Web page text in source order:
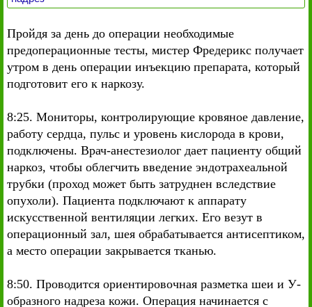
Пройдя за день до операции необходимые
предоперационные тесты, мистер Фредерикс получает
утром в день операции инъекцию препарата, который
подготовит его к наркозу.
8:25. Мониторы, контролирующие кровяное давление,
работу сердца, пульс и уровень кислорода в крови,
подключены. Врач-анестезиолог дает пациенту общий
наркоз, чтобы облегчить введение эндотрахеальной
трубки (проход может быть затруднен вследствие
опухоли). Пациента подключают к аппарату
искусственной вентиляции легких. Его везут в
операционный зал, шея обрабатывается антисептиком,
а место операции закрывается тканью.
8:50. Проводится ориентировочная разметка шеи и У-
образного надреза кожи. Операция начинается с